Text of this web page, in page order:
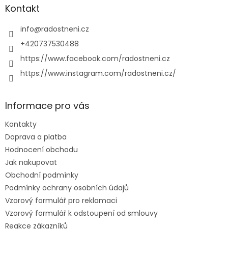
aKontakt
info@radostneni.cz
+420737530488
https://www.facebook.com/radostneni.cz
https://www.instagram.com/radostneni.cz/
Informace pro vás
Kontakty
Doprava a platba
Hodnocení obchodu
Jak nakupovat
Obchodní podmínky
Podmínky ochrany osobních údajů
Vzorový formulář pro reklamaci
Vzorový formulář k odstoupení od smlouvy
Reakce zákazníků